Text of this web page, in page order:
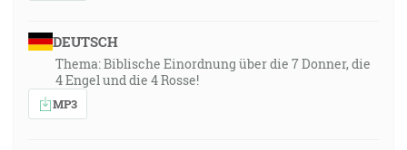
DEUTSCH
Thema: Biblische Einordnung über die 7 Donner, die
4 Engel und die 4 Rosse!
MP3